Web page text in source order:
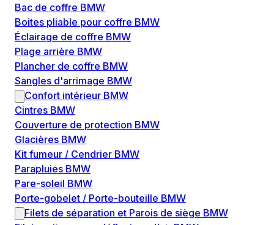
Bac de coffre BMW
Boites pliable pour coffre BMW
Éclairage de coffre BMW
Plage arrière BMW
Plancher de coffre BMW
Sangles d'arrimage BMW
Confort intérieur BMW
Cintres BMW
Couverture de protection BMW
Glacières BMW
Kit fumeur / Cendrier BMW
Parapluies BMW
Pare-soleil BMW
Porte-gobelet / Porte-bouteille BMW
Filets de séparation et Parois de siège BMW